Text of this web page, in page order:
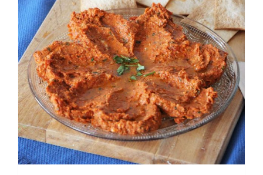
Κόκκινο πέστο λιαστής ντομάτας